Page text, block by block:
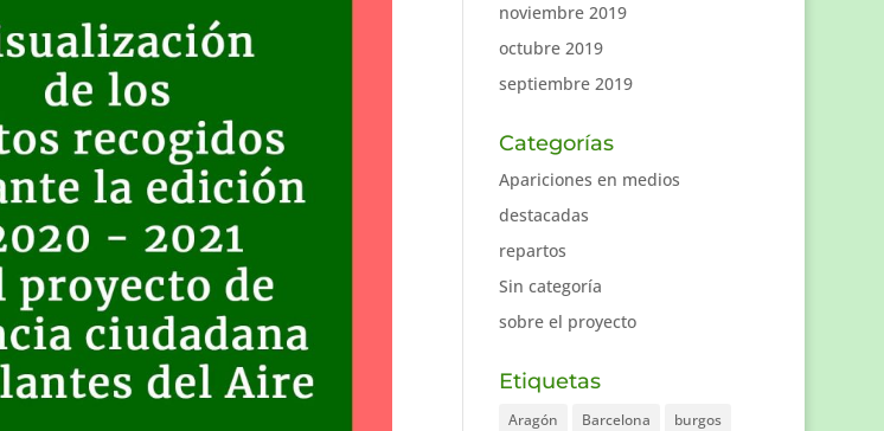
noviembre 2019
octubre 2019
septiembre 2019
Categorías
Apariciones en medios
destacadas
repartos
Sin categoría
sobre el proyecto
Etiquetas
Aragón Barcelona
burgos